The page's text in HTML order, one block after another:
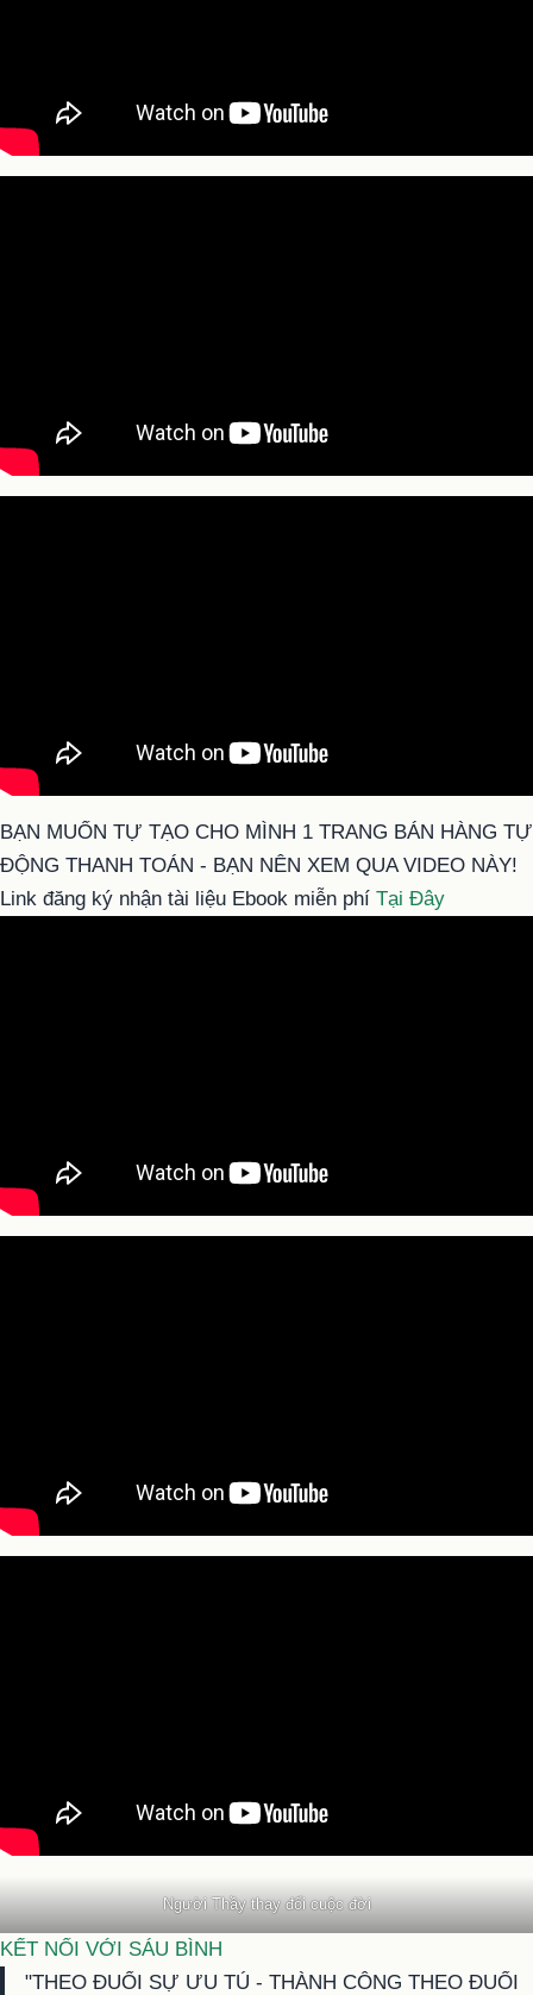
BẠN MUỐN TỰ TẠO CHO MÌNH 1 TRANG BÁN HÀNG TỰ
ĐỘNG THANH TOÁN - BẠN NÊN XEM QUA VIDEO NÀY!
Link đăng ký nhận tài liệu Ebook miễn phí Tại Đây
Người Thầy thay đổi cuộc đời
KẾT NỐI VỚI SÁU BÌNH
"THEO ĐUỔI SỰ ƯU TÚ - THÀNH CÔNG THEO ĐUỔI